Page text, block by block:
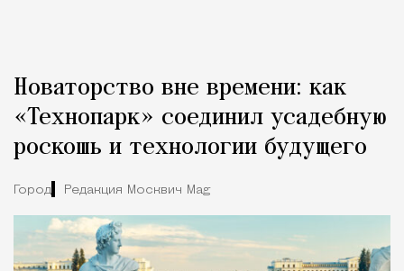
Новаторство вне времени: как
«Технопарк» соединил усадебную
роскошь и технологии будущего
Город Редакция Москвич Mag